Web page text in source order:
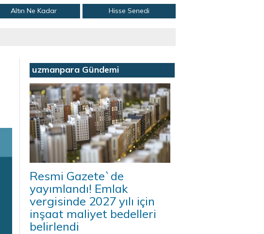
Altın Ne Kadar Hisse Senedi
uzmanpara Gündemi
Resmi Gazete`de
yayımlandı! Emlak
vergisinde 2027 yılı için
inşaat maliyet bedelleri
belirlendi